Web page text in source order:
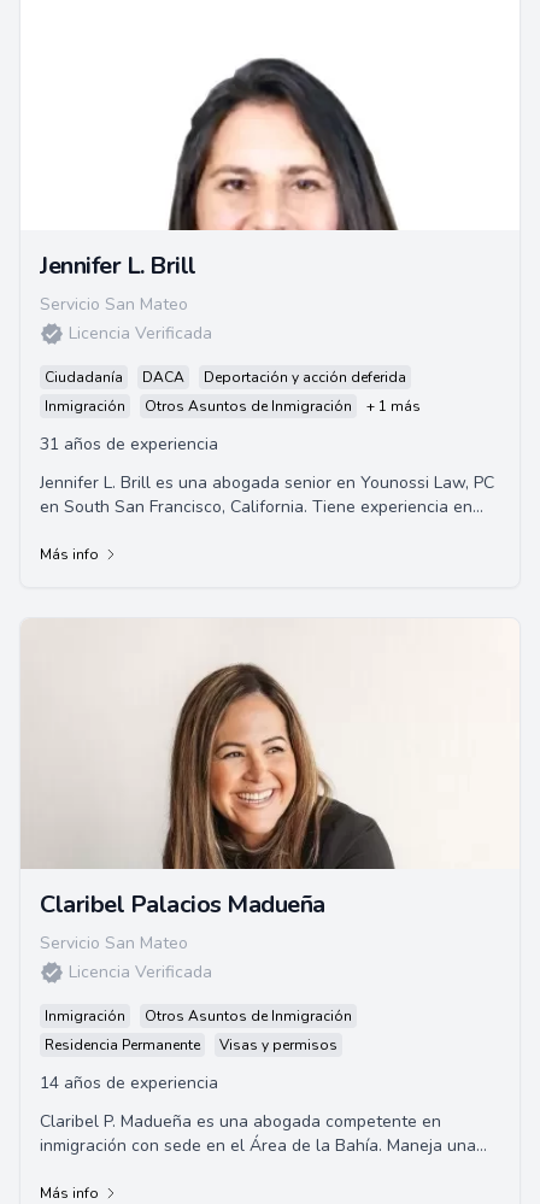
Jennifer L. Brill
Servicio San Mateo
Licencia Verificada
Ciudadanía DACA
Deportación y acción deferida
Inmigración
Otros Asuntos de Inmigración + 1 más
31 años de experiencia
Jennifer L. Brill es una abogada senior en Younossi Law, PC
en South San Francisco, California. Tiene experiencia en
Más info
Claribel Palacios Madueña
Servicio San Mateo
Licencia Verificada
Inmigración
Otros Asuntos de Inmigración
Residencia Permanente
Visas y permisos
14 años de experiencia
Claribel P. Madueña es una abogada competente en
inmigración con sede en el Área de la Bahía. Maneja una
Más info